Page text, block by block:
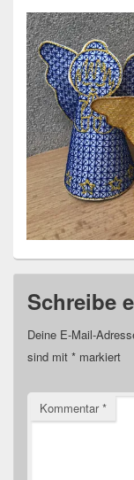
Schreibe
Deine E-Mail-
sind mit * markiert
Kommentar*